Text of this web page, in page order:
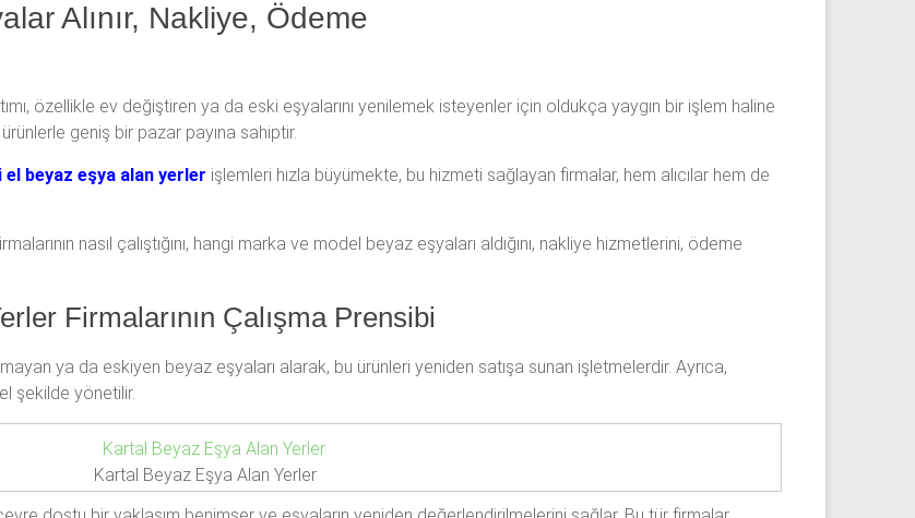
Alınır, Nakliye, Ödeme
özellikle ev değiştiren ya da eski eşyalarını yenilemek isteyenler için oldukça yaygın bir işlem haline
geniş bir pazar payına sahiptir.
beyaz eşya alan yerler işlemleri hızla büyümekte, bu hizmeti sağlayan firmalar, hem alıcılar hem de
nasıl çalıştığını, hangi marka ve model beyaz eşyaları aldığını, nakliye hizmetlerini, ödeme
Firmalarının Çalışma Prensibi
ya da eskiyen beyaz eşyaları alarak, bu ürünleri yeniden satışa sunan işletmelerdir. Ayrıca,
şekilde yönetilir.
Kartal Beyaz Eşya Alan Yerler